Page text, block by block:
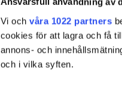
Vi och våra 1022 partners
cookies för att lagra och få
annons- och
och i vilka syften.
DROCAROVA, Katarina
DUERINGER, Chantal
SOMMER , Kimberley